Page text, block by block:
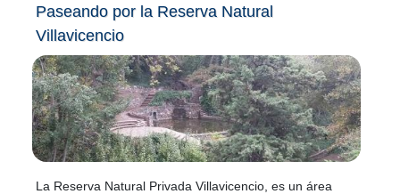
Paseando por la Reserva Natural
Villavicencio
La Reserva Natural Privada Villavicencio, es un área